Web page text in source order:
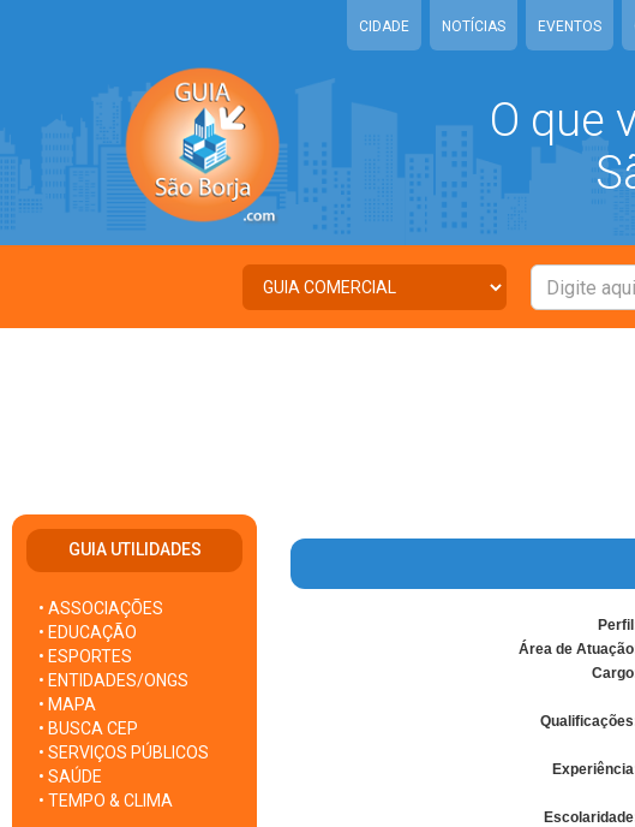
CIDADE NOTÍCIAS EVENTOS
O que
GUIA UTILIDADES
• ASSOCIAÇÕES
• EDUCAÇÃO
• ESPORTES
• ENTIDADES/ONGS
• MAPA
• BUSCA CEP
• SERVIÇOS PÚBLICOS
• SAÚDE
• TEMPO & CLIMA
Área de